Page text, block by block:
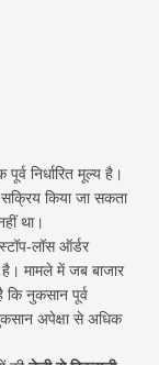
निर्धारित मूल्य है।
किया जा सकता
था।
लॉस ऑर्डर
मामले में जब बाजार
कि नुकसान पूर्व
अपेक्षा से अधिक